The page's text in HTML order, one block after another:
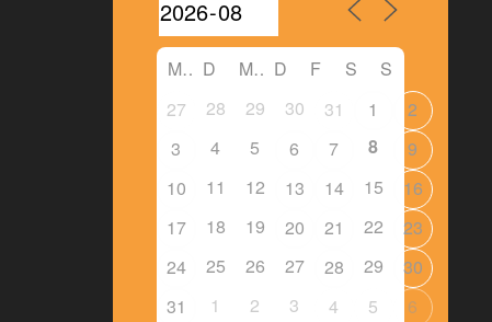
M D M D F S
S
27
28 29 30 31 1
2
3
4 5 6 7 8
9
10
11 12 13 14 15
16
17
18 19 20 21 22
23
24
25 26 27 28 29
30
31
1 2 3 4 5 6